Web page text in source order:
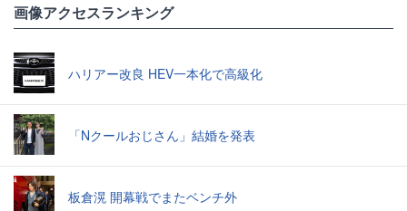
画像アクセスランキング
ハリアー改良 HEV一本化で高級化
「Nクールおじさん」結婚を発表
板倉滉 開幕戦でまたベンチ外